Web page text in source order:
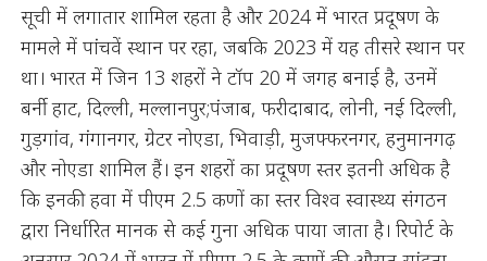
सूची में लगातार शामिल रहता है और 2024 में भारत प्रदूषण के
मामले में पांचवें स्थान पर रहा, जबकि 2023 में यह तीसरे स्थान पर
था। भारत में जिन 13 शहरों ने टॉप 20 में जगह बनाई है, उनमें
बर्नी हाट, दिल्ली, मल्लानपुर;पंजाब, फरीदाबाद, लोनी, नई दिल्ली,
गुड़गांव, गंगानगर, ग्रेटर नोएडा, भिवाड़ी, मुजफ्फरनगर, हनुमानगढ़
और नोएडा शामिल हैं। इन शहरों का प्रदूषण स्तर इतनी अधिक है
कि इनकी हवा में पीएम 2.5 कणों का स्तर विश्व स्वास्थ्य संगठन
द्वारा निर्धारित मानक से कई गुना अधिक पाया जाता है। रिपोर्ट के